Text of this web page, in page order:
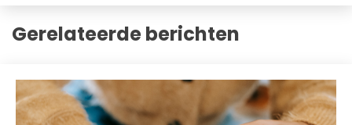
Gerelateerde berichten